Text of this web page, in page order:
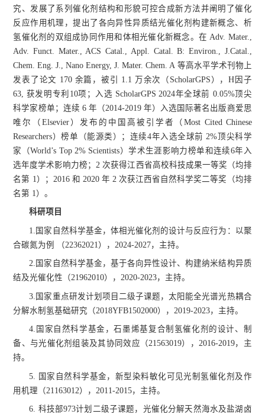
究、发展了系列催化剂结构和形貌可控合成新方法并阐明了催化
反应作用机理，提出了各向异性异质结光催化剂构建新概念、析
氢催化剂的双组成协同作用和体相光催化新概念。在 Adv. Mater.,
Adv. Funct. Mater., ACS Catal., Appl. Catal. B: Environ., J.Catal.,
Chem. Eng. J., Nano Energy, J. Mater. Chem. A 等高水平学术刊物上
发表了论文 170 余篇，被引 1.1 万余次（ScholarGPS），H因子
63, 获发明专利10项；入选 ScholarGPS 2024年全球前 0.05%顶尖
科学家榜单；连续 6 年（2014-2019 年）入选国际著名出版商爱思
唯尔（Elsevier）发布的中国高被引学者（Most Cited Chinese
Researchers）榜单（能源类）；连续4年入选全球前 2%顶尖科学
家（World’s Top 2% Scientists）学术生涯影响力榜单和连续6年入
选年度学术影响力榜；2 次获得江西省高校科技成果一等奖（均排
名第 1）；2016 和 2020 年 2 次获江西省自然科学奖二等奖（均排
名第 1）。
科研项目
1.国家自然科学基金，体相光催化剂的设计与反应行为：以聚
合碳氮为例 （22362021），2024-2027，主持。
2.国家自然科学基金，基于各向异性设计、构建纳米结构异质
结及光催化性 （21962010），2020-2023， 主持。
3.国家重点研发计划项目二级子课题，太阳能全光谱光热耦合
分解水制氢基础研究（2018YFB1502000），2019-2023，主持。
4.国家自然科学基金，石墨烯基复合制氢催化剂的设计、制
备、与光催化剂组装及其协同效应（21563019），2016-2019，主
持。
5. 国家自然科学基金，新型染料敏化可见光制氢催化剂及作
用机理（21163012），2011-2015，主持。
6. 科技部973计划二级子课题，光催化分解天然海水及盐湖卤